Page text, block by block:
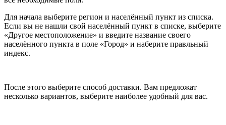
Для начала выберите регион и населённый пункт из списка.
Если вы не нашли свой населённый пункт в списке, выберите
«Другое местоположение» и введите название своего
населённого пункта в поле «Город» и наберите правльный
индекс.
После этого выберите способ доставки. Вам предложат
несколько вариантов, выберите наиболее удобный для вас.